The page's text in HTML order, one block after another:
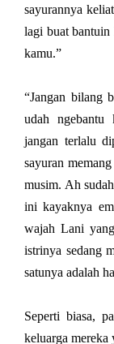
sayurannya
lagi buat bantuin
kamu.”
“Jangan bilang
udah ngebantu
jangan terlalu
sayuran
musim. Ah
ini kayaknya
wajah Lani
istrinya sedang
satunya adalah
Seperti biasa,
keluarga mereka